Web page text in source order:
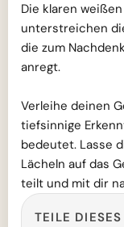
Die klaren
unterstreichen
die zum
anregt.
Verleihe deinen
tiefsinnige
bedeutet. Lasse
Lächeln auf das
teilt und mit dir
TEILE